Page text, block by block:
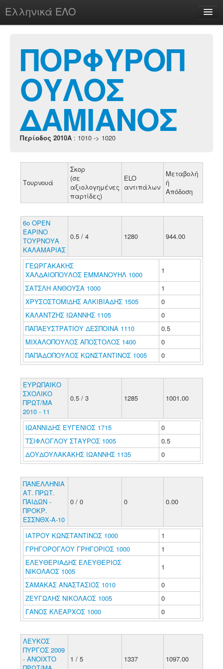
Ελληνικά ΕΛΟ
chesstu.be @ discord
Login
ΠΟΡΦΥΡΟΠ
ΟΥΛΟΣ
ΔΑΜΙΑΝΟΣ
Περίοδος 2010A : 1010 -> 1020
Τουρνουά
Σκορ
(σε
αξιολογημένες
παρτίδες)
ELO
αντιπάλων
Μεταβολή
ή
Απόδοση
6ο ΟΡΕΝ
ΕΑΡΙΝΟ
ΤΟΥΡΝΟΥΑ
ΚΑΛΑΜΑΡΙΑΣ
0.5 / 4 1280 944.00
ΓΕΩΡΓΑΚΑΚΗΣ
ΧΑΛΔΑΙΟΠΟΥΛΟΣ ΕΜΜΑΝΟΥΗΛ 1000
1
ΣΑΤΣΛΗ ΑΝΘΟΥΣΑ 1000
1
ΧΡΥΣΟΣΤΟΜΙΔΗΣ ΑΛΚΙΒΙΑΔΗΣ 1505
0
ΚΑΛΑΝΤΖΗΣ ΙΩΑΝΝΗΣ 1105
0
ΠΑΠΑΕΥΣΤΡΑΤΙΟΥ ΔΕΣΠΟΙΝΑ 1110
0.5
ΜΙΧΑΛΟΠΟΥΛΟΣ ΑΠΟΣΤΟΛΟΣ 1400
0
ΠΑΠΑΔΟΠΟΥΛΟΣ ΚΩΝΣΤΑΝΤΙΝΟΣ 1005
0
ΕΥΡΩΠΑΪΚΟ
ΣΧΟΛΙΚΟ
ΠΡΩΤ/ΜΑ
2010 - 11
0.5 / 3 1285 1001.00
ΙΩΑΝΝΙΔΗΣ ΕΥΓΕΝΙΟΣ 1715
0
ΤΣΙΦΛΟΓΛΟΥ ΣΤΑΥΡΟΣ 1005
0.5
ΔΟΥΔΟΥΛΑΚΑΚΗΣ ΙΩΑΝΝΗΣ 1135
0
ΠΑΝΕΛΛΗΝΙΑ
ΑΤ. ΠΡΩΤ.
ΠΑΙΔΩΝ -
ΠΡΟΚΡ.
ΕΣΣΝΘΧ-Α-10
0 / 0 0 0.00
ΙΑΤΡΟΥ ΚΩΝΣΤΑΝΤΙΝΟΣ 1000
1
ΓΡΗΓΟΡΟΓΛΟΥ ΓΡΗΓΟΡΙΟΣ 1000
1
ΕΛΕΥΘΕΡΙΑΔΗΣ ΕΛΕΥΘΕΡΙΟΣ
ΝΙΚΟΛΑΟΣ 1005
1
ΣΑΜΑΚΑΣ ΑΝΑΣΤΑΣΙΟΣ 1010
0
ΖΕΥΓΩΛΗΣ ΝΙΚΟΛΑΟΣ 1005
0
ΓΑΝΟΣ ΚΛΕΑΡΧΟΣ 1000
0
ΛΕΥΚΟΣ
ΠΥΡΓΟΣ 2009
- ΑΝΟΙΧΤΟ
1 / 5 1337 1097.00